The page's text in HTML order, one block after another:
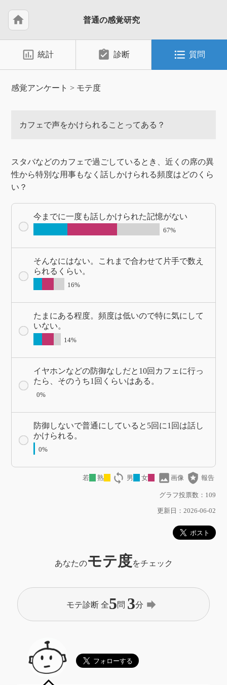
home 普通の感覚研究
insert_chart_outlined 統計 assignment_turned_in 診断 format_list_bulleted 質問
感覚アンケート > モテ度
カフェで声をかけられることってある？
スタバなどのカフェで過ごしているとき、近くの席の異
性から特別な用事もなく話しかけられる頻度はどのくら
い？
今までに一度も話しかけられた記憶がない
67%
そんなにはない。これまで合わせて片手で数え
られるくらい。
16%
たまにある程度。頻度は低いので特に気にして
いない。
14%
イヤホンなどの防御なしだと10回カフェに行っ
たら、そのうち1回くらいはある。
0%
防御しないで普通にしていると5回に1回は話し
かけられる。
0%
若 熟 loop 男 女 image 画像 local_police 報告
グラフ投票数：109
更新日：2026-06-02
あなたのモテ度をチェック
モテ診断 全5問 3分 forward